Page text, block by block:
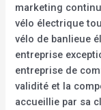
marketing
vélo électrique
vélo de banlieue
entreprise
entreprise de
validité et la
accueillie par sa